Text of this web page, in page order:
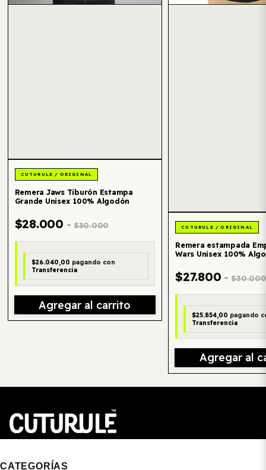
Remera Jaws Tiburón Estampa
Grande Unisex 100% Algodón
$28.000 - $30.000
$26.040,00 pagando con
Transferencia
Agregar al carrito
Remera estampada
Wars Unisex 100%
$27.800 - $30.000
$25.854,00 pagando
Transferencia
Agregar al
CATEGORÍAS